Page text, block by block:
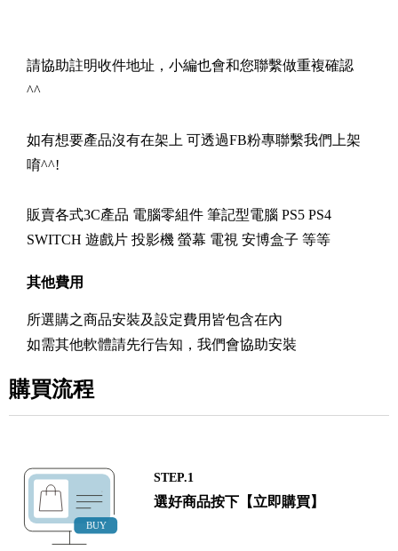
請協助註明收件地址，小編也會和您聯繫做重複確認
^^
如有想要產品沒有在架上 可透過FB粉專聯繫我們上架
唷^^!
販賣各式3C產品 電腦零組件 筆記型電腦 PS5 PS4
SWITCH 遊戲片 投影機 螢幕 電視 安博盒子 等等
其他費用
所選購之商品安裝及設定費用皆包含在內
如需其他軟體請先行告知，我們會協助安裝
購買流程
STEP.1
選好商品按下【立即購買】